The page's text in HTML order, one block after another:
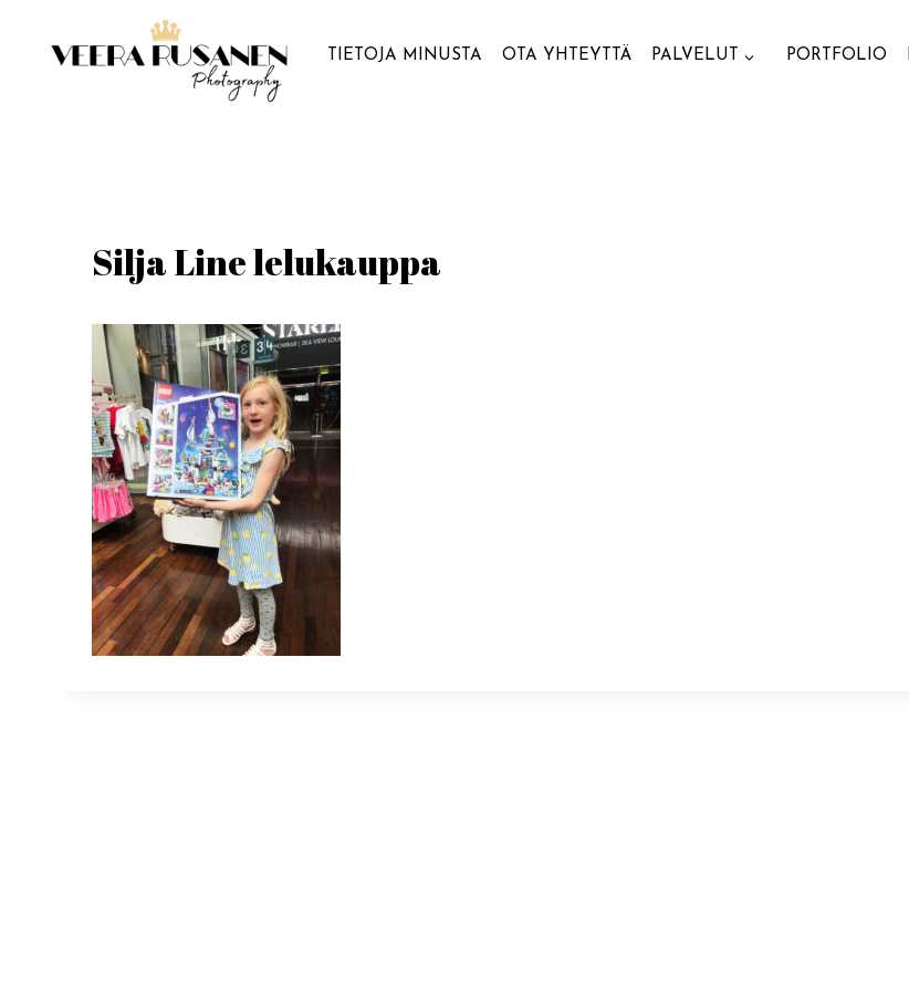
sisältöön
TIETOJA MINUSTA OTA YHTEYTTÄ PALVELUT PORTFOLIO
Silja Line lelukauppa